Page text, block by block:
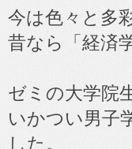
今は色々と多
昔なら「経済
ゼミの大学院
いかつい男子
した。